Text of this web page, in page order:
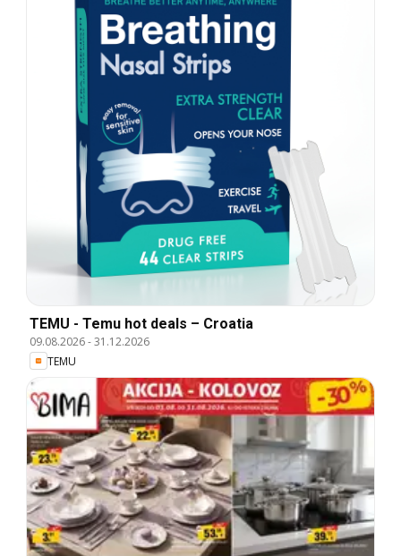
TEMU - Temu hot deals – Croatia
09.08.2026-31.12.2026
TEMU